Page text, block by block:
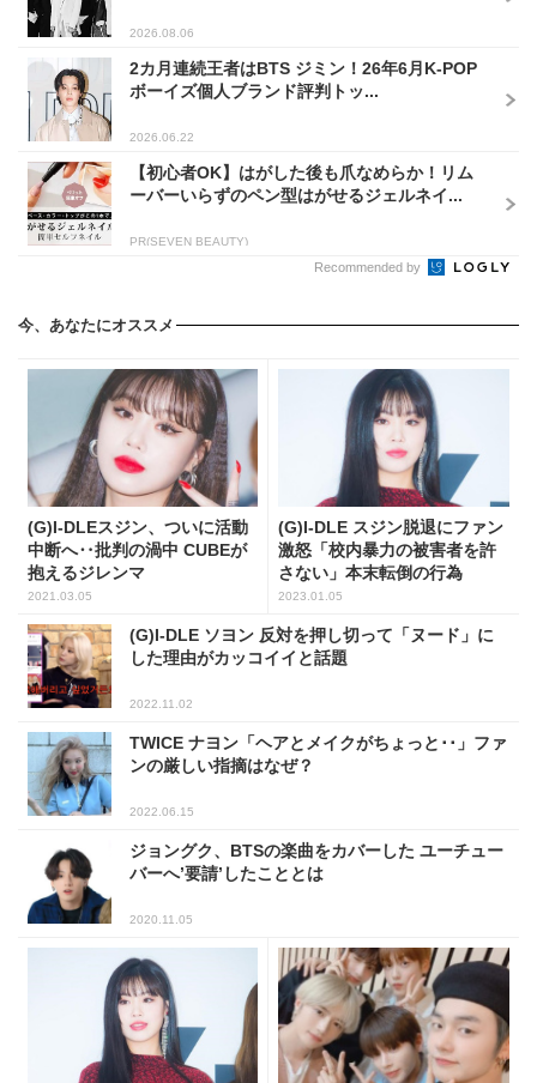
2026.08.06
2カ月連続王者はBTS ジミン！26年6月K-POP
ボーイズ個人ブランド評判トッ...
2026.06.22
【初心者OK】はがした後も爪なめらか！リム
ーバーいらずのペン型はがせるジェルネイ...
PR(SEVEN BEAUTY)
Recommended by
今、あなたにオススメ
(G)I-DLEスジン、ついに活動
中断へ‥批判の渦中 CUBEが
抱えるジレンマ
2021.03.05
(G)I-DLE スジン脱退にファン
激怒「校内暴力の被害者を許
さない」本末転倒の行為
2023.01.05
(G)I-DLE ソヨン 反対を押し切って「ヌード」に
した理由がカッコイイと話題
2022.11.02
TWICE ナヨン「ヘアとメイクがちょっと･･」ファ
ンの厳しい指摘はなぜ？
2022.06.15
ジョングク、BTSの楽曲をカバーした ユーチュー
バーへ’要請’したこととは
2020.11.05